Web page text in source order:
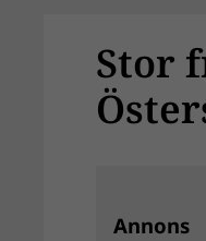
Stor
Annons